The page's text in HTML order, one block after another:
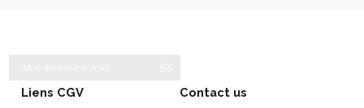
Liens CGV Contact us